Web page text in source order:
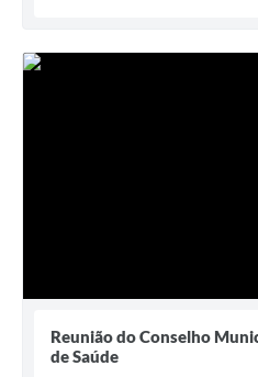
Reunião do Conselho
de Saúde